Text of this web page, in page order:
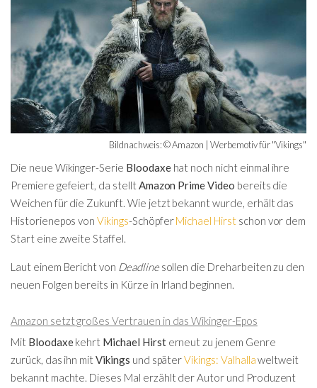
Bildnachweis: © Amazon | Werbemotiv für "Vikings"
Die neue Wikinger-Serie Bloodaxe hat noch nicht einmal ihre
Premiere gefeiert, da stellt Amazon Prime Video bereits die
Weichen für die Zukunft. Wie jetzt bekannt wurde, erhält das
Historienepos vonVikings-SchöpferMichael Hirstschon vor dem
Start eine zweite Staffel.
Laut einem Bericht von Deadlinesollen die Dreharbeiten zu den
neuen Folgen bereits in Kürze in Irland beginnen.
Amazon setzt großes Vertrauen in das Wikinger-Epos
Mit Bloodaxekehrt Michael Hirsterneut zu jenem Genre
zurück, das ihn mitVikings und späterVikings: Valhallaweltweit
bekannt machte. Dieses Mal erzählt der Autor und Produzent